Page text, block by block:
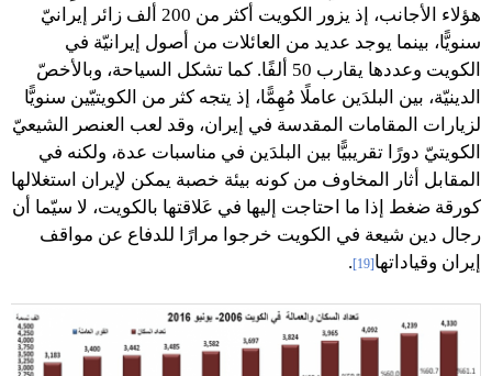
هؤلاء الأجانب، إذ يزور الكويت أكثر من 200 ألف زائر إيرانيّ
سنويًّا، بينما يوجد عديد من العائلات من أصول إيرانيّة في
الكويت وعددها يقارب 50 ألفًا. كما تشكل السياحة، وبالأخصّ
الدينيّة، بين البلدَين عاملًا مُهِمًّا، إذ يتجه كثر من الكويتيّين سنويًّا
لزيارات المقامات المقدسة في إيران، وقد لعب العنصر الشيعيّ
الكويتيّ دورًا تقريبيًّا بين البلدَين في مناسبات عدة، ولكنه في
المقابل أثار المخاوف من كونه بيئة خصبة يمكن لإيران استغلالها
كورقة ضغط إذا ما احتاجت إليها في عَلاقتها بالكويت، لا سيّما أن
رجال دين شيعة في الكويت خرجوا مرارًا للدفاع عن مواقف
إيران وقياداتها [19]
.